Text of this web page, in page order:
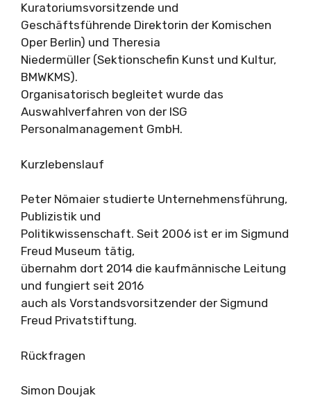
Kuratoriumsvorsitzende und
Geschäftsführende Direktorin der Komischen
Oper Berlin) und Theresia
Niedermüller (Sektionschefin Kunst und Kultur,
BMWKMS).
Organisatorisch begleitet wurde das
Auswahlverfahren von der ISG
Personalmanagement GmbH.
Kurzlebenslauf
Peter Nömaier studierte Unternehmensführung,
Publizistik und
Politikwissenschaft. Seit 2006 ist er im Sigmund
Freud Museum tätig,
übernahm dort 2014 die kaufmännische Leitung
und fungiert seit 2016
auch als Vorstandsvorsitzender der Sigmund
Freud Privatstiftung.
Rückfragen
Simon Doujak